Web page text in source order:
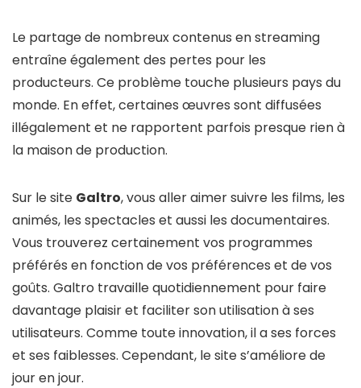
Le partage de nombreux contenus en streaming
entraîne également des pertes pour les
producteurs. Ce problème touche plusieurs pays du
monde. En effet, certaines œuvres sont diffusées
illégalement et ne rapportent parfois presque rien à
la maison de production.
Sur le site Galtro, vous aller aimer suivre les films, les
animés, les spectacles et aussi les documentaires.
Vous trouverez certainement vos programmes
préférés en fonction de vos préférences et de vos
goûts. Galtro travaille quotidiennement pour faire
davantage plaisir et faciliter son utilisation à ses
utilisateurs. Comme toute innovation, il a ses forces
et ses faiblesses. Cependant, le site s’améliore de
jour en jour.